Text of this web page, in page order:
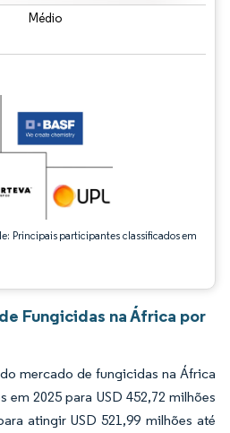
Médio
Principais participantes classificados em
O reuso requer atribuição conforme CC BY 4.0.
Fungicidas na África por
mercado de fungicidas na África
em 2025 para USD 452,72 milhões
atingir USD 521,99 milhões até